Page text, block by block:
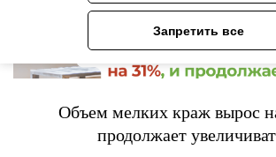
Объем мелких краж вырос
продолжает
Запретить все